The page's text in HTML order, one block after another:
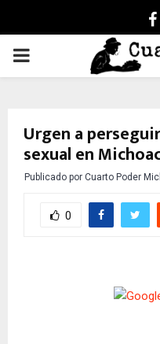
PRIMARY
Urgen a
sexual en
Publicado por Cuarto Poder
0